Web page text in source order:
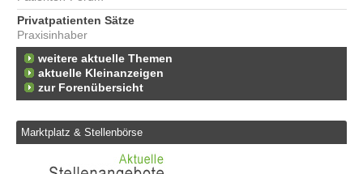
Privatpatienten Sätze
Praxisinhaber
weitere aktuelle Themen
aktuelle Kleinanzeigen
zur Forenübersicht
Marktplatz & Stellenbörse